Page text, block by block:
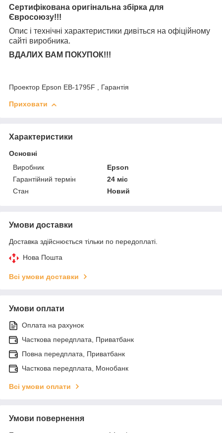
Сертифікована оригінальна збірка для
Євросоюзу!!!
Опис і технічні характеристики дивіться на офіційному
сайті виробника.
ВДАЛИХ ВАМ ПОКУПОК!!!
Проектор Epson EB‑1795F , Гарантія
Приховати
Характеристики
Основні
Виробник
Epson
Гарантійний термін
24 міс
Стан
Новий
Умови доставки
Доставка здійснюється тільки по передоплаті.
Нова Пошта
Всі умови доставки
Умови оплати
Оплата на рахунок
Часткова передплата, Приватбанк
Повна передплата, Приватбанк
Часткова передплата, Монобанк
Всі умови оплати
Умови повернення